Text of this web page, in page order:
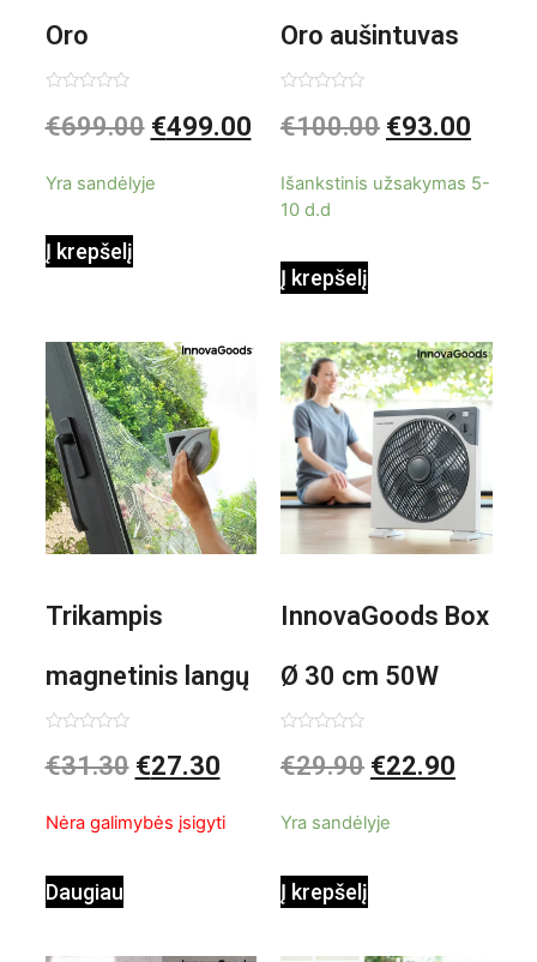
Oro
kondicionierius
0
iš
€699.00 €499.00
Yra sandėlyje
Į krepšelį
Oro aušintuvas
be ašmenų 3in1
0
iš
€100.00 €93.00
Išankstinis užsakymas 5-
10 d.d
Į krepšelį
Trikampis
magnetinis langų
valiklis Klinmag
0
iš
€31.30 €27.30
Nėra galimybės įsigyti
Daugiau
InnovaGoods Box
Ø 30 cm 50W
Baltai pilkas
0
iš
€29.90 €22.90
Yra sandėlyje
Į krepšelį